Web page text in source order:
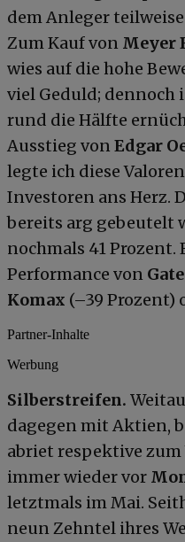
dem Anleger
Zum Kauf von Meyer
wies auf die hohe
viel Geduld;
rund die Hälfte
Ausstieg vonEdgar
legte ich diese
Investoren ans Herz.
bereits arg gebeutelt
nochmals 41
Performance von
Komax (–39 Prozent)
Partner-Inhalte
Werbung
Silberstreifen.
dagegen mit Aktien,
abriet respektive zum
immer wieder vor
letztmals im Mai.
neun Zehntel ihres